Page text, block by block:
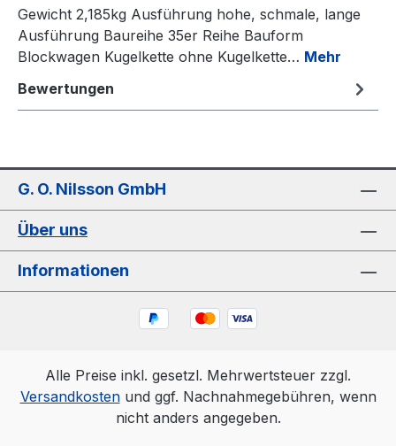
Gewicht 2,185kg Ausführung hohe, schmale, lange
Ausführung Baureihe 35er Reihe Bauform
Blockwagen Kugelkette ohne Kugelkette… Mehr
Bewertungen
G. O. Nilsson GmbH
Über uns
Informationen
Alle Preise inkl. gesetzl. Mehrwertsteuer zzgl.
Versandkostenund ggf. Nachnahmegebühren, wenn
nicht anders angegeben.